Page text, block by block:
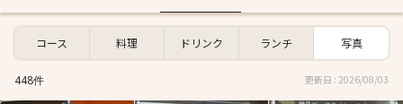
コース 料理 ドリンク ランチ 写真
448件 更新日 : 2026/08/03